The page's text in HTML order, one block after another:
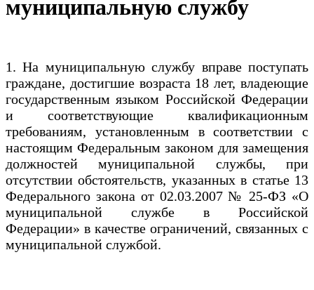
муниципальную службу
1. На муниципальную службу вправе поступать
граждане, достигшие возраста 18 лет, владеющие
государственным языком Российской Федерации
и соответствующие квалификационным
требованиям, установленным в соответствии с
настоящим Федеральным законом для замещения
должностей муниципальной службы, при
отсутствии обстоятельств, указанных в статье 13
Федерального закона от 02.03.2007 № 25-ФЗ «О
муниципальной службе в Российской
Федерации» в качестве ограничений, связанных с
муниципальной службой.